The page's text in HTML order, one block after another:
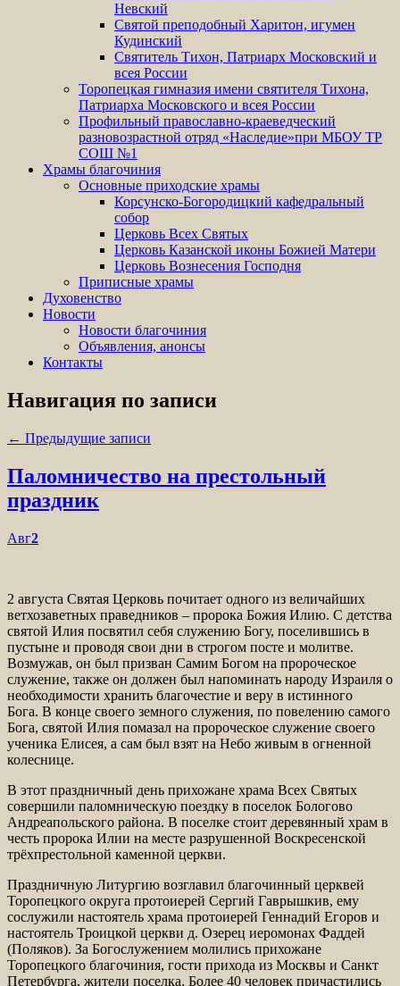
Невский
Святой преподобный Харитон, игумен
Кудинский
Святитель Тихон, Патриарх Московский и
всея России
Торопецкая гимназия имени святителя Тихона,
Патриарха Московского и всея России
Профильный православно-краеведческий
разновозрастной отряд «Наследие»при МБОУ ТР
СОШ №1
Храмы благочиния
Основные приходские храмы
Корсунско-Богородицкий кафедральный
собор
Церковь Всех Святых
Церковь Казанской иконы Божией Матери
Церковь Вознесения Господня
Приписные храмы
Духовенство
Новости
Новости благочиния
Объявления, анонсы
Контакты
Навигация по записи
← Предыдущие записи
Паломничество на престольный
праздник
Авг2
2 августа Святая Церковь почитает одного из величайших
ветхозаветных праведников – пророка Божия Илию. С детства
святой Илия посвятил себя служению Богу, поселившись в
пустыне и проводя свои дни в строгом посте и молитве.
Возмужав, он был призван Самим Богом на пророческое
служение, также он должен был напоминать народу Израиля о
необходимости хранить благочестие и веру в истинного
Бога. В конце своего земного служения, по повелению самого
Бога, святой Илия помазал на пророческое служение своего
ученика Елисея, а сам был взят на Небо живым в огненной
колеснице.
В этот праздничный день прихожане храма Всех Святых
совершили паломническую поездку в поселок Бологово
Андреапольского района. В поселке стоит деревянный храм в
честь пророка Илии на месте разрушенной Воскресенской
трёхпрестольной каменной церкви.
Праздничную Литургию возглавил благочинный церквей
Торопецкого округа протоиерей Сергий Гаврышкив, ему
сослужили настоятель храма протоиерей Геннадий Егоров и
настоятель Троицкой церкви д. Озерец иеромонах Фаддей
(Поляков). За Богослужением молились прихожане
Торопецкого благочиния, гости прихода из Москвы и Санкт
Петербурга, жители поселка. Более 40 человек причастились